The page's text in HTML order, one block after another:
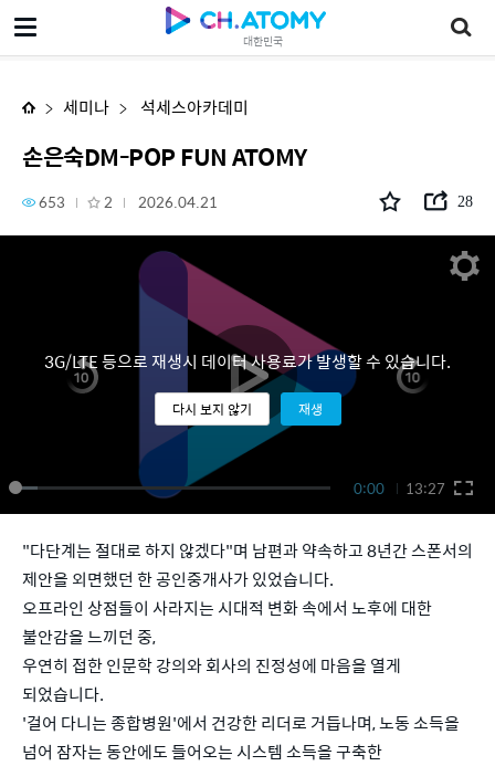
대한민국
손은숙DM-POP FUN ATOMY
세미나 석세스아카데미
손은숙DM-POP FUN ATOMY
653 2 2026.04.21 28
0:00 13:27
3G/LTE 등으로 재생시 데이터 사용료가 발생할 수 있습니다.
다시 보지 않기 재생
"다단계는 절대로 하지 않겠다"며 남편과 약속하고 8년간 스폰서의
제안을 외면했던 한 공인중개사가 있었습니다.
오프라인 상점들이 사라지는 시대적 변화 속에서 노후에 대한
불안감을 느끼던 중,
우연히 접한 인문학 강의와 회사의 진정성에 마음을 열게
되었습니다.
'걸어 다니는 종합병원'에서 건강한 리더로 거듭나며, 노동 소득을
넘어 잠자는 동안에도 들어오는 시스템 소득을 구축한